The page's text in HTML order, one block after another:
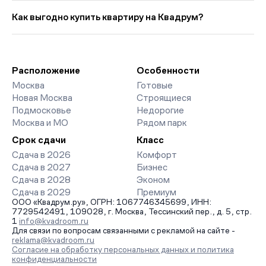
около 316 573 руб., что на 10 202 руб. выше прошлого
сроком сдачи в 2026 году», вы найдете проекты от эконом-
до премиум-класса. На страницах ЖК доступны отзывы
жильцов о качестве строительства, интерактивный генплан
Как выгодно купить квартиру на Квадрум?
организует просмотр и поможет одобрить ипотеку по
минимальной ставке. Чтобы зафиксировать цену, оставьте
заявку на обратный звонок.
Расположение
Москва
Новая Москва
Подмосковье
Москва и МО
Особенности
Готовые
Строящиеся
Недорогие
Рядом парк
Срок сдачи
Сдача в 2026
Сдача в 2027
Сдача в 2028
Сдача в 2029
Класс
Комфорт
Бизнес
Эконом
Премиум
ООО «Квадрум.ру», ОГРН: 1067746345699, ИНН:
7729542491, 109028, г. Москва, Тессинский пер., д. 5, стр.
1 info@kvadroom.ru
Для связи по вопросам связанными с рекламой на сайте -
reklama@kvadroom.ru
Согласие на обработку персональных данных и политика
конфиденциальности